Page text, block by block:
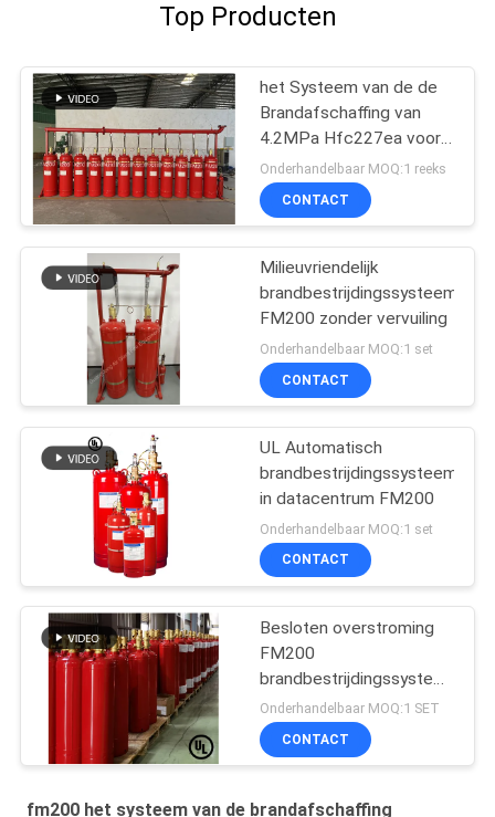
Top Producten
het Systeem van de de
Brandafschaffing van
4.2MPa Hfc227ea voor
Telecommunicatiezaal
Onderhandelbaar MOQ:1 reeks
CONTACT
Milieuvriendelijk
brandbestrijdingssysteem
FM200 zonder vervuiling
Onderhandelbaar MOQ:1 set
CONTACT
UL Automatisch
brandbestrijdingssysteem
in datacentrum FM200
Onderhandelbaar MOQ:1 set
CONTACT
Besloten overstroming
FM200
brandbestrijdingssysteem
in de telecommunicatie
ruimte
Onderhandelbaar MOQ:1 SET
CONTACT
fm200 het systeem van de brandafschaffing